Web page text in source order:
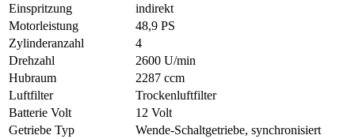
Einspritzung
indirekt
Motorleistung
48,9 PS
Zylinderanzahl
4
Drehzahl
2600 U/min
Hubraum
2287 ccm
Luftfilter
Trockenluftfilter
Batterie Volt
12 Volt
Getriebe Typ
Wende-Schaltgetriebe, synchronisiert